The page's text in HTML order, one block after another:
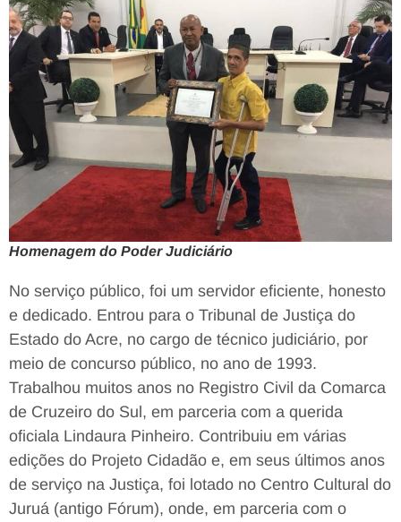
Homenagem do Poder Judiciário
No serviço público, foi um servidor eficiente, honesto
e dedicado. Entrou para o Tribunal de Justiça do
Estado do Acre, no cargo de técnico judiciário, por
meio de concurso público, no ano de 1993.
Trabalhou muitos anos no Registro Civil da Comarca
de Cruzeiro do Sul, em parceria com a querida
oficiala Lindaura Pinheiro. Contribuiu em várias
edições do Projeto Cidadão e, em seus últimos anos
de serviço na Justiça, foi lotado no Centro Cultural do
Juruá (antigo Fórum), onde, em parceria com o